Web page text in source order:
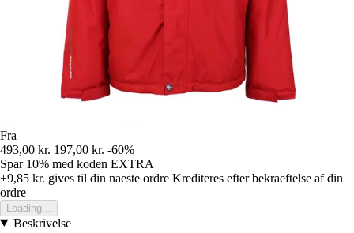
Fra
493,00 kr. 197,00 kr. -60%
Spar 10% med koden EXTRA
+9,85 kr. gives til din naeste ordre Krediteres efter bekraeftelse af din
ordre
Loading...
Beskrivelse